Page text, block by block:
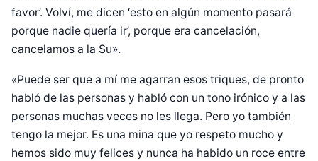
favor’. Volví, me dicen ‘esto en algún momento pasará
porque nadie quería ir’, porque era cancelación,
cancelamos a la Su».
«Puede ser que a mí me agarran esos triques, de pronto
habló de las personas y habló con un tono irónico y a las
personas muchas veces no les llega. Pero yo también
tengo la mejor. Es una mina que yo respeto mucho y
hemos sido muy felices y nunca ha habido un roce entre